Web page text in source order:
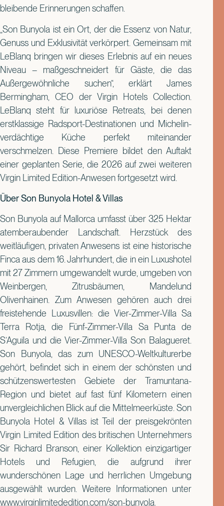
bleibende Erinnerungen schaffen.
„Son Bunyola ist ein Ort, der die Essenz von Natur,
Genuss und Exklusivität verkörpert. Gemeinsam mit
LeBlanq bringen wir dieses Erlebnis auf ein neues
Niveau – maßgeschneidert für Gäste, die das
Außergewöhnliche suchen“, erklärt James
Bermingham, CEO der Virgin Hotels Collection.
LeBlanq steht für luxuriöse Retreats, bei denen
erstklassige Radsport-Destinationen und Michelin-
verdächtige Küche perfekt miteinander
verschmelzen. Diese Premiere bildet den Auftakt
einer geplanten Serie, die 2026 auf zwei weiteren
Virgin Limited Edition-Anwesen fortgesetzt wird.
Über Son Bunyola Hotel & Villas
Son Bunyola auf Mallorca umfasst über 325 Hektar
atemberaubender Landschaft. Herzstück des
weitläufigen, privaten Anwesens ist eine historische
Finca aus dem 16. Jahrhundert, die in ein Luxushotel
mit 27 Zimmern umgewandelt wurde, umgeben von
Weinbergen, Zitrusbäumen, Mandelund
Olivenhainen. Zum Anwesen gehören auch drei
freistehende Luxusvillen: die Vier-Zimmer-Villa Sa
Terra Rotja, die Fünf-Zimmer-Villa Sa Punta de
S’Aguila und die Vier-Zimmer-Villa Son Balagueret.
Son Bunyola, das zum UNESCO-Weltkulturerbe
gehört, befindet sich in einem der schönsten und
schützenswertesten Gebiete der Tramuntana-
Region und bietet auf fast fünf Kilometern einen
unvergleichlichen Blick auf die Mittelmeerküste. Son
Bunyola Hotel & Villas ist Teil der preisgekrönten
Virgin Limited Edition des britischen Unternehmers
Sir Richard Branson, einer Kollektion einzigartiger
Hotels und Refugien, die aufgrund ihrer
wunderschönen Lage und herrlichen Umgebung
ausgewählt wurden.Weitere Informationen unter
www.virginlimitededition.com/son-bunyola.